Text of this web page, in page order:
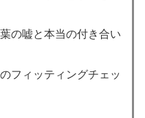
の嘘と本当の付き合い
フィッティングチェッ